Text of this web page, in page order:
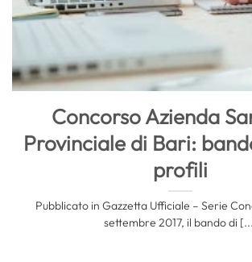
Concorso Azienda
Provinciale di Bari:
profili
Pubblicato in Gazzetta Ufficiale – Serie
settembre 2017, il bando di